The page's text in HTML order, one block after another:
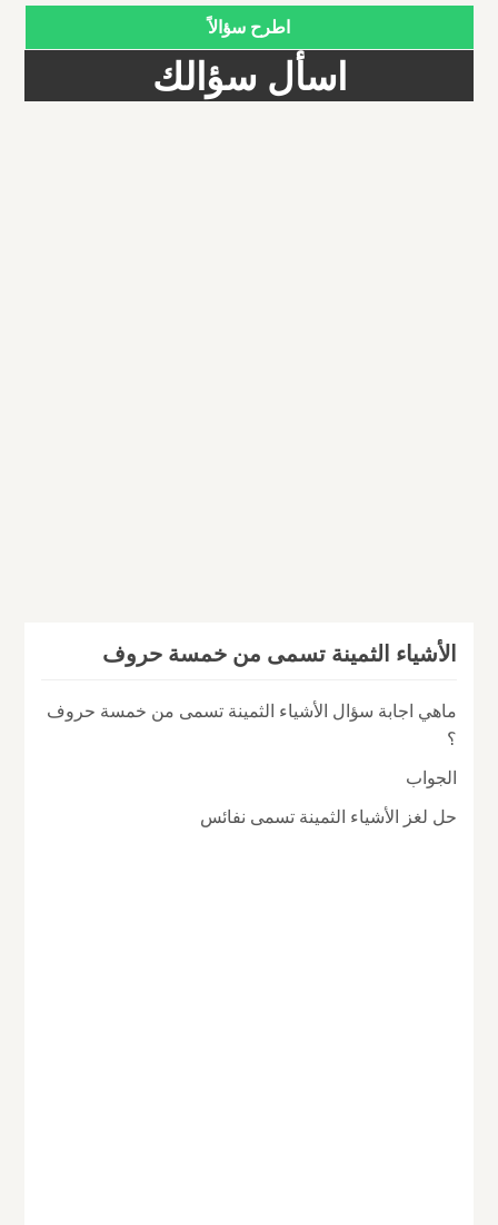
اطرح سؤالاً
اسأل سؤالك
الأشياء الثمينة تسمى من خمسة حروف
ماهي اجابة سؤال الأشياء الثمينة تسمى من خمسة حروف
؟
الجواب
حل لغز الأشياء الثمينة تسمى نفائس